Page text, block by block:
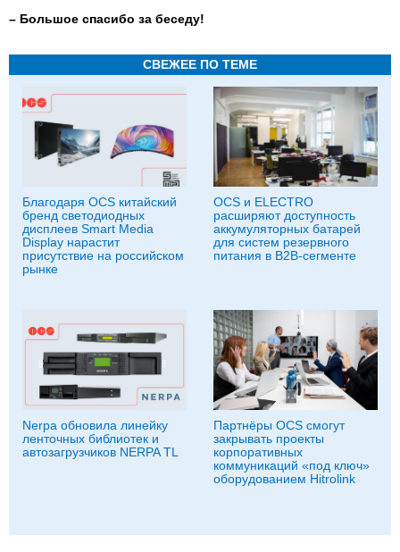
– Большое спасибо за беседу!
СВЕЖЕЕ ПО ТЕМЕ
Благодаря OCS китайский
бренд светодиодных
дисплеев Smart Media
Display нарастит
присутствие на российском
рынке
OCS и ELECTRO
расширяют доступность
аккумуляторных батарей
для систем резервного
питания в B2B-сегменте
Nerpa обновила линейку
ленточных библиотек и
автозагрузчиков NERPA TL
Партнёры OCS смогут
закрывать проекты
корпоративных
коммуникаций «под ключ»
оборудованием Hitrolink